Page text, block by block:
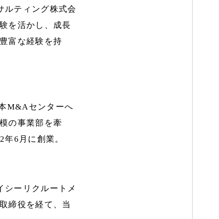
ルティング株式会
を活かし、成長
富な経験を持
M&Aセンターへ
の事業部を牽
6月に創業。
ーリクルートメ
締役を経て、当